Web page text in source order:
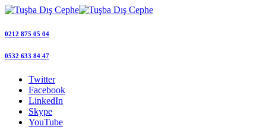
0212 875 05 04
0532 633 84 47
Twitter
Facebook
LinkedIn
Skype
YouTube